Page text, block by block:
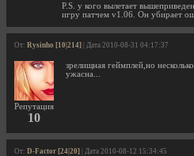
P.S. у кого вылетает
игру патчем v1.06. Он убирает
От: Rysinho [10|214] | Дата 2010-08-31 04:17:37
Репутация
10
зрелищная геймплей,но
ужасна...
От: D-Factor [24|20] | Дата 2010-08-12 15:34:45